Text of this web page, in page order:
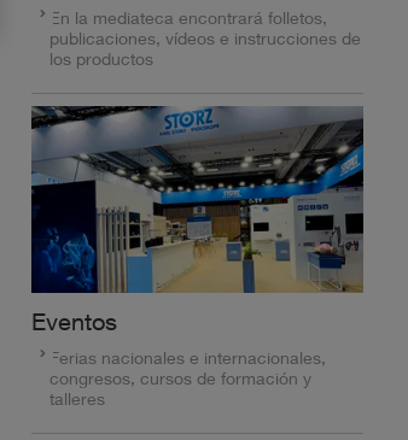
En la mediateca encontrará folletos,
publicaciones, vídeos e instrucciones de
los productos
Eventos
Ferias nacionales e internacionales,
congresos, cursos de formación y
talleres